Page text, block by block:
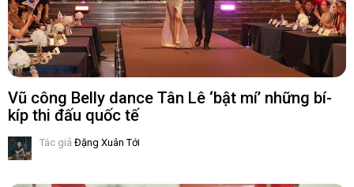
Vũ công Belly dance Tân Lê ‘bật mí’ những bí-
kíp thi đấu quốc tế
Tác giả Đặng Xuân Tới